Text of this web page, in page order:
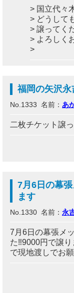
> 国立代々
> どうして
> 譲ってく
> よろしく
>
福岡の矢沢永
No.1333 名前： あ
二枚チケット譲
7月6日の幕
ます
No.1330 名前： 永
7月6日の幕張メ
た‼️9000円で譲
で現地渡しでお